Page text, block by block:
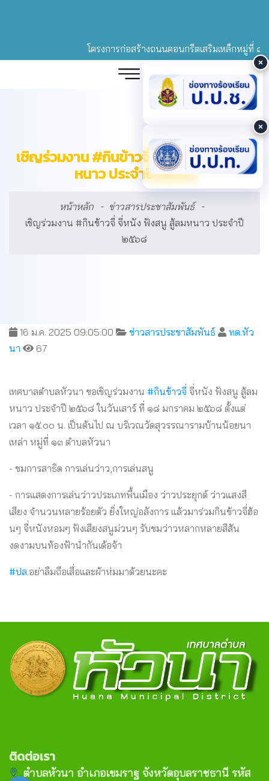
โครงการก่อสร้างถนนคอนกรีตเสริมเหล็กหมู่ที่ ๘ (
เชิญร่วมงาน #กินข้าวจี่ จี่หนัง ฟังสนู สู้ลม
หนาว ประจำปี ๒๕๖๘
หน้าหลัก
ข่าวสารประชาสัมพันธ์
เชิญร่วมงาน #กินข้าวจี่ จี่หนัง ฟังสนู สู้ลมหนาว ประจำปี
๒๕๖๘
16 ม.ค. 2025 09:05:00 ข่าวสารประชาสัมพันธ์
ทต.หัว
นา
67
เทศบาลตำบลหัวนา ขอเชิญร่วมงาน #กินข้าวจี่ จี่หนัง ฟังสนู สู้ลม
หนาว ประจำปี ๒๕๖๘ ในวันเสาร์ ที่ ๑๘ มกราคม ๒๕๖๘ ตั้งแต่
เวลา ๑๕.๐๐ น. เป็นต้นไป ณ บริเวณวัดสุวรรณารามบ้านน้อยนา
เหล่า หมู่ที่ ๑๓ ตำบลหัวนา
- ชมการสาธิต การเล่นว่าว,การเล่นสนู
- การแสดงการเล่นว่าวประเภทพื้นเมือง ว่าวประยุกต์ ว่าวแสงสี
เสียง จำนวนหลายร้อยตัว ยิ่งใหญ่อลังการ แล้วมาร่วมกินข้าวจี่ฮ้อ
นๆ จี่หนังหอมๆ ฟังเสียงสนูม่วนๆ รับชมว่าวหลากหลายสีสัน
งดงามบนท้องฟ้านำกันเด้อจ้า
#ปล.อย่าลืมถือเสื่อและผ้าห่มมาด้วยนะคะ
ติดต่อเรา
ตำบลหัวนา อำเภอเขมราฐ จังหวัดอุบลราชธานี รหัส